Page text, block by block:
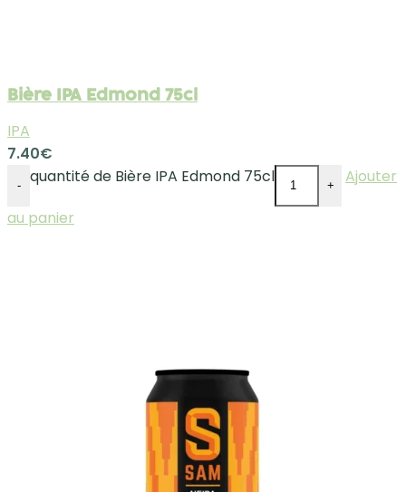
Bière IPA Edmond 75cl
IPA
7.40€
- quantité de Bière IPA Edmond 75cl +
Ajouter
au panier